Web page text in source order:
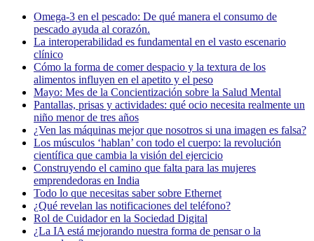
Omega-3 en el pescado: De qué manera el consumo de
pescado ayuda al corazón.
La interoperabilidad es fundamental en el vasto escenario
clínico
Cómo la forma de comer despacio y la textura de los
alimentos influyen en el apetito y el peso
Mayo: Mes de la Concientización sobre la Salud Mental
Pantallas, prisas y actividades: qué ocio necesita realmente un
niño menor de tres años
¿Ven las máquinas mejor que nosotros si una imagen es falsa?
Los músculos ‘hablan’ con todo el cuerpo: la revolución
científica que cambia la visión del ejercicio
Construyendo el camino que falta para las mujeres
emprendedoras en India
Todo lo que necesitas saber sobre Ethernet
¿Qué revelan las notificaciones del teléfono?
Rol de Cuidador en la Sociedad Digital
¿La IA está mejorando nuestra forma de pensar o la